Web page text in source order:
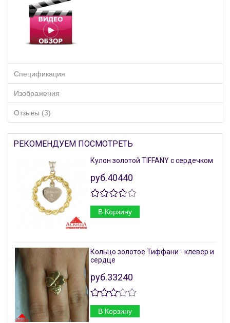
Спецификация
Изображения
Отзывы (3)
РЕКОМЕНДУЕМ ПОСМОТРЕТЬ
Кулон золотой TIFFANY с сердечком
руб.40440
В Корзину
Кольцо золотое Тиффани - клевер и
сердце
руб.33240
В Корзину